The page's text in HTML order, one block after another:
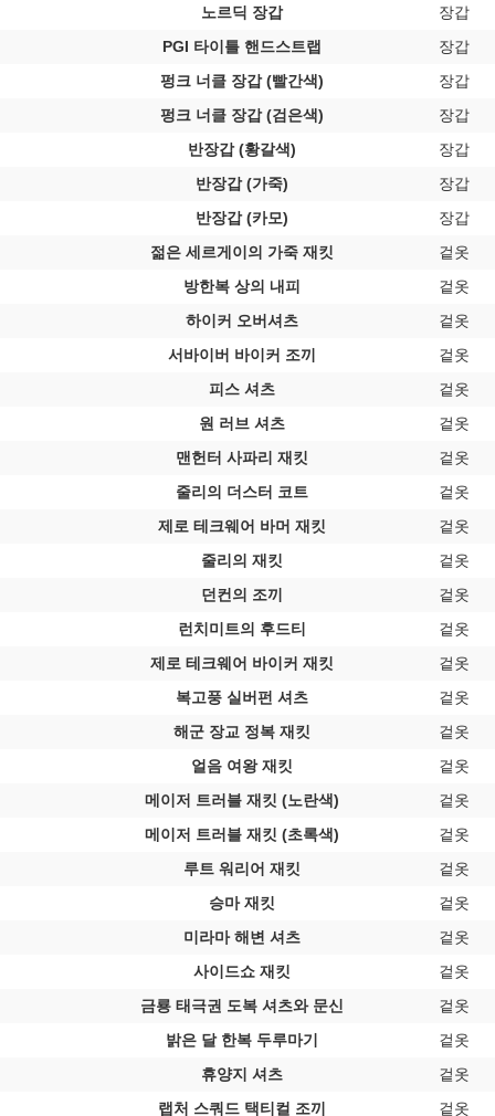
노르딕 장갑
장갑
PGI 타이틀 핸드스트랩
장갑
펑크 너클 장갑 (빨간색)
장갑
펑크 너클 장갑 (검은색)
장갑
반장갑 (황갈색)
장갑
반장갑 (가죽)
장갑
반장갑 (카모)
장갑
젊은 세르게이의 가죽 재킷
겉옷
방한복 상의 내피
겉옷
하이커 오버셔츠
겉옷
서바이버 바이커 조끼
겉옷
피스 셔츠
겉옷
원 러브 셔츠
겉옷
맨헌터 사파리 재킷
겉옷
줄리의 더스터 코트
겉옷
제로 테크웨어 바머 재킷
겉옷
줄리의 재킷
겉옷
던컨의 조끼
겉옷
런치미트의 후드티
겉옷
제로 테크웨어 바이커 재킷
겉옷
복고풍 실버펀 셔츠
겉옷
해군 장교 정복 재킷
겉옷
얼음 여왕 재킷
겉옷
메이저 트러블 재킷 (노란색)
겉옷
메이저 트러블 재킷 (초록색)
겉옷
루트 워리어 재킷
겉옷
승마 재킷
겉옷
미라마 해변 셔츠
겉옷
사이드쇼 재킷
겉옷
금룡 태극권 도복 셔츠와 문신
겉옷
밝은 달 한복 두루마기
겉옷
휴양지 셔츠
겉옷
랩처 스쿼드 택티컬 조끼
겉옷